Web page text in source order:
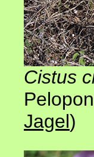
Cistus
Jagel)